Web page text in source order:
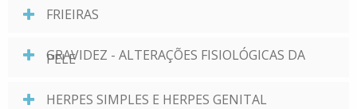
FRIEIRAS
GRAVIDEZ - ALTERAÇÕES FISIOLÓGICAS DA
PELE
HERPES SIMPLES E HERPES GENITAL